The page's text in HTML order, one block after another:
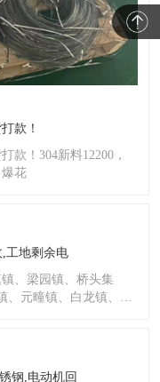
款！
款！304新料12200，
爆花
工地剩余电
、梁园镇、桥头集
元疃镇、白龙镇、包
钢,电动机回